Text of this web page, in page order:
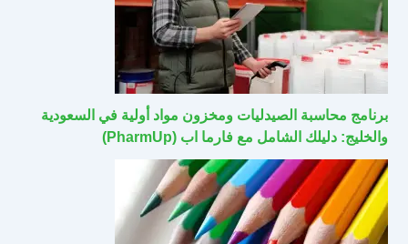
برنامج محاسبة الصيدليات ومخزون مواد أولية في السعودية
والخليج: دليلك الشامل مع فارما اب (PharmUp)